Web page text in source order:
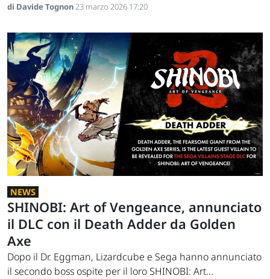
di Davide Tognon23 marzo 2026 17:20
NEWS
SHINOBI: Art of Vengeance, annunciato
il DLC con il Death Adder da Golden
Axe
Dopo il Dr. Eggman, Lizardcube e Sega hanno annunciato
il secondo boss ospite per il loro SHINOBI: Art...